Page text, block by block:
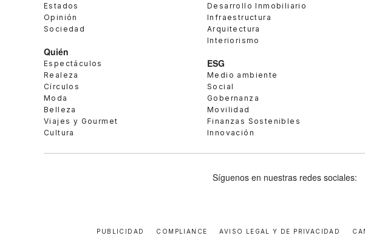
Estados
Opinión
Sociedad
Quién
Espectáculos
Realeza
Círculos
Moda
Belleza
Viajes y Gourmet
Cultura
Desarrollo Inmobiliario
Infraestructura
Arquitectura
Interiorismo
ESG
Medio ambiente
Social
Gobernanza
Movilidad
Finanzas Sostenibles
Innovación
PUBLICIDAD COMPLIANCE AVISO LEGAL Y DE PRIVACIDAD
Síguenos en nuestras redes sociales: